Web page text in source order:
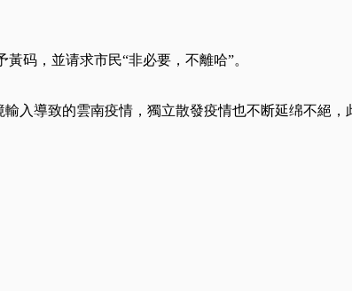
码，並请求市民“非必要，不離哈”。
入導致的雲南疫情，獨立散發疫情也不断延绵不絕，